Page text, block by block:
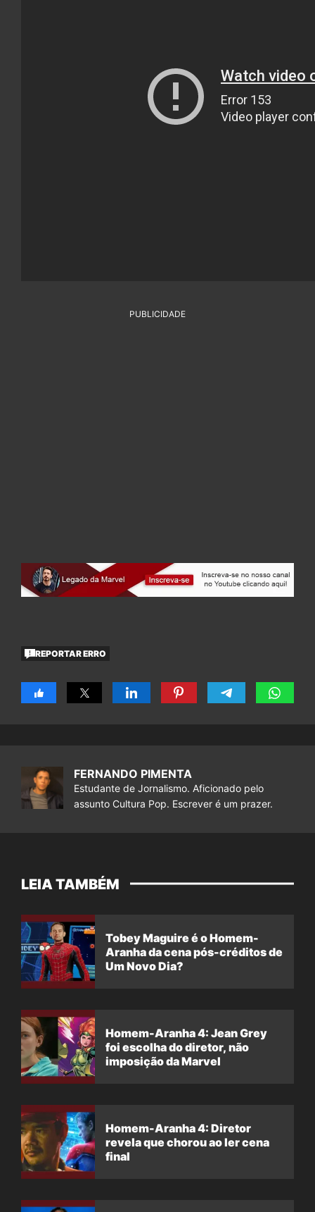
PUBLICIDADE
REPORTAR ERRO
FERNANDO PIMENTA
Estudante de Jornalismo. Aficionado pelo
assunto Cultura Pop. Escrever é um prazer.
LEIA TAMBÉM
Tobey Maguire é o Homem-
Aranha da cena pós-créditos de
Um Novo Dia?
Homem-Aranha 4: Jean Grey
foi escolha do diretor, não
imposição da Marvel
Homem-Aranha 4: Diretor
revela que chorou ao ler cena
final